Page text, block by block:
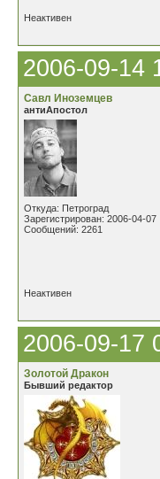
Неактивен
2006-09-14
Савл Иноземцев
антиАпостол
Откуда: Петроград
Зарегистрирован: 2006-04-07
Сообщений: 2261
Неактивен
2006-09-17
Золотой Дракон
Бывший редактор